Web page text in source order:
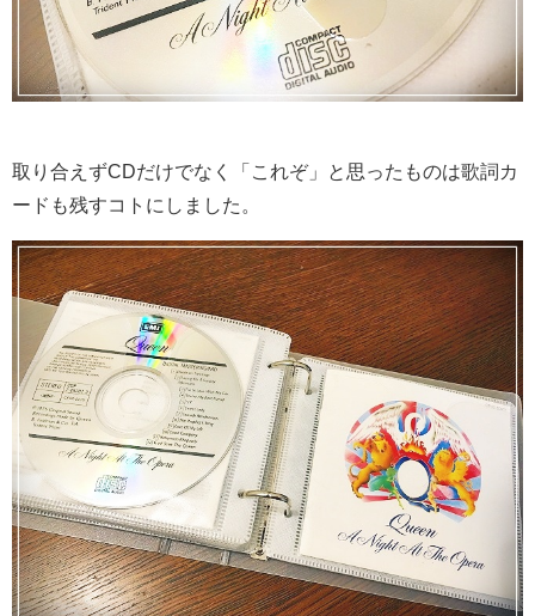
取り合えずCDだけでなく「これぞ」と思ったものは歌詞カ
ードも残すコトにしました。